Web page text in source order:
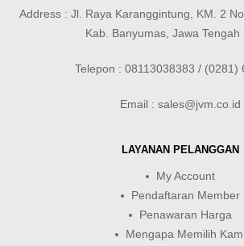
Address : Jl. Raya Karanggintung, KM. 2
Kab. Banyumas, Jawa Tengah
Telepon : 08113038383 / (0281)
Email : sales@jvm.co.id
LAYANAN PELANGGAN
My Account
Pendaftaran Member
Penawaran Harga
Mengapa Memilih